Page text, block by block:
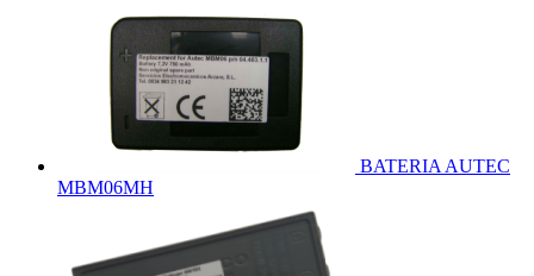
BATERIA AUTEC
MBM06MH